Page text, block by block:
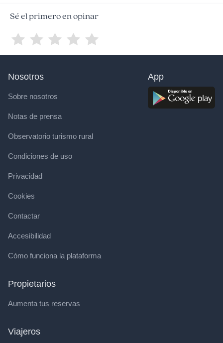
Sé el primero en opinar
Nosotros
Sobre nosotros
Notas de prensa
Observatorio turismo rural
Condiciones de uso
Privacidad
Cookies
Contactar
Accesibilidad
Cómo funciona la plataforma
Propietarios
Aumenta tus reservas
Viajeros
App